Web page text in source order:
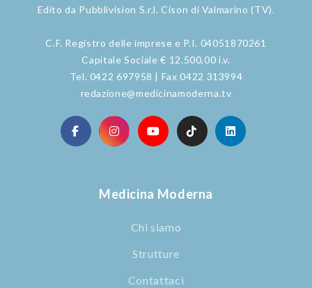
Edito da Pubblivision S.r.l. Cison di Valmarino (TV).
C.F. Registro delle imprese e P.I. 04051870261
Capitale Sociale € 12.500,00 i.v.
Tel. 0422 697958 | Fax 0422 313994
redazione@medicinamoderna.tv
Medicina Moderna
Chi siamo
Strutture
Contattaci